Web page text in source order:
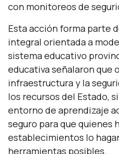
con monitoreos de
Esta acción forma parte
integral orientada a
sistema educativo
educativa señalaron que
infraestructura y la
los recursos del Estado,
entorno de aprendizaje
seguro para que quienes
establecimientos lo
herramientas posibles.